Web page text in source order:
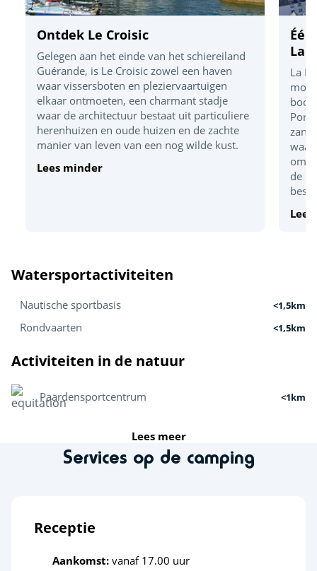
Ontdek Le Croisic
Gelegen aan het einde van het schiereiland
Guérande, is Le Croisic zowel een haven
waar vissersboten en pleziervaartuigen
elkaar ontmoeten, een charmant stadje
waar de architectuur bestaat uit particuliere
herenhuizen en oude huizen en de zachte
manier van leven van een nog wilde kust.
Lees minder
La
La
waar
de
Watersportactiviteiten
Nautische sportbasis <1,5km
Rondvaarten <1,5km
Activiteiten in de natuur
Paardensportcentrum <1km
Sportactiviteiten
Golf
Lees meer
Services op de camping
Receptie
Aankomst: vanaf 17.00 uur